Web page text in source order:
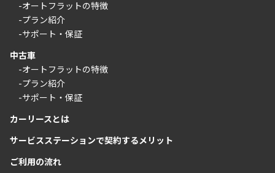
-オートフラットの特徴
-プラン紹介
-サポート・保証
中古車
-オートフラットの特徴
-プラン紹介
-サポート・保証
カーリースとは
サービスステーションで契約するメリット
ご利用の流れ